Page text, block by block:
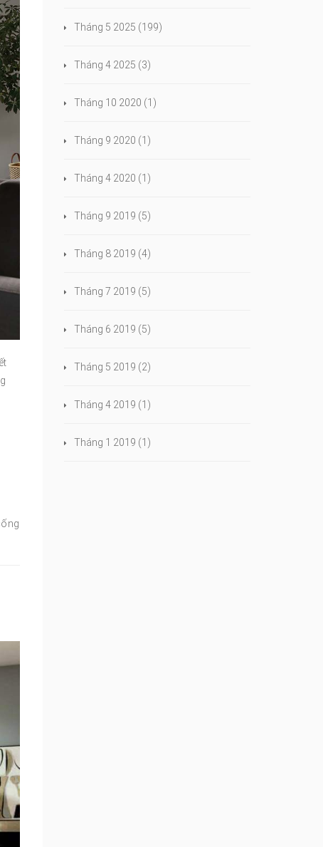
Tháng 5 2025 (199)
Tháng 4 2025 (3)
Tháng 10 2020 (1)
Tháng 9 2020 (1)
Tháng 4 2020 (1)
Tháng 9 2019 (5)
Tháng 8 2019 (4)
Tháng 7 2019 (5)
Tháng 6 2019 (5)
Tháng 5 2019 (2)
Tháng 4 2019 (1)
Tháng 1 2019 (1)